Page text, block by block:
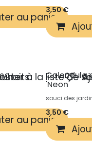
au panier
3,50€
au panier
Calendula
'Neon'
souci des
3,50€
à la liste de